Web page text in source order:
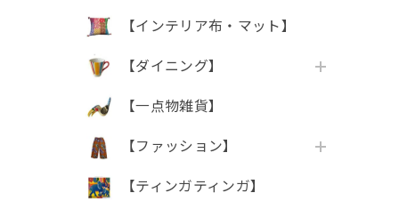
【インテリア布・マット】
【ダイニング】
【一点物雑貨】
【ファッション】
【ティンガティンガ】